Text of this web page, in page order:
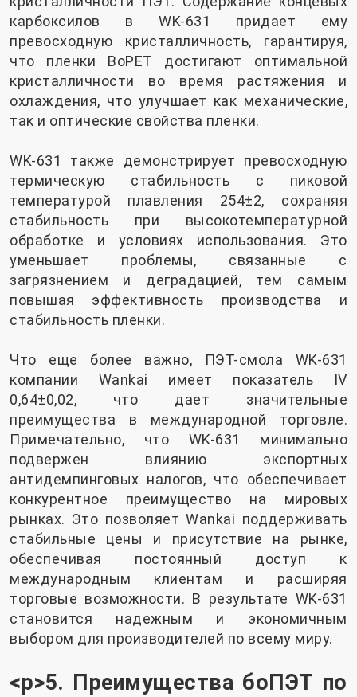
карбоксилов в WK-631 придает ему
превосходную кристалличность, гарантируя,
что пленки BoPET достигают оптимальной
кристалличности во время растяжения и
охлаждения, что улучшает как механические,
так и оптические свойства пленки.
WK-631 также демонстрирует превосходную
термическую стабильность с пиковой
температурой плавления 254±2, сохраняя
стабильность при высокотемпературной
обработке и условиях использования. Это
уменьшает проблемы, связанные с
загрязнением и деградацией, тем самым
повышая эффективность производства и
стабильность пленки.
Что еще более важно, ПЭТ-смола WK-631
компании Wankai имеет показатель IV
0,64±0,02, что дает значительные
преимущества в международной торговле.
Примечательно, что WK-631 минимально
подвержен влиянию экспортных
антидемпинговых налогов, что обеспечивает
конкурентное преимущество на мировых
рынках. Это позволяет Wankai поддерживать
стабильные цены и присутствие на рынке,
обеспечивая постоянный доступ к
международным клиентам и расширяя
торговые возможности. В результате WK-631
становится надежным и экономичным
выбором для производителей по всему миру.
<р>5. Преимущества боПЭТ по